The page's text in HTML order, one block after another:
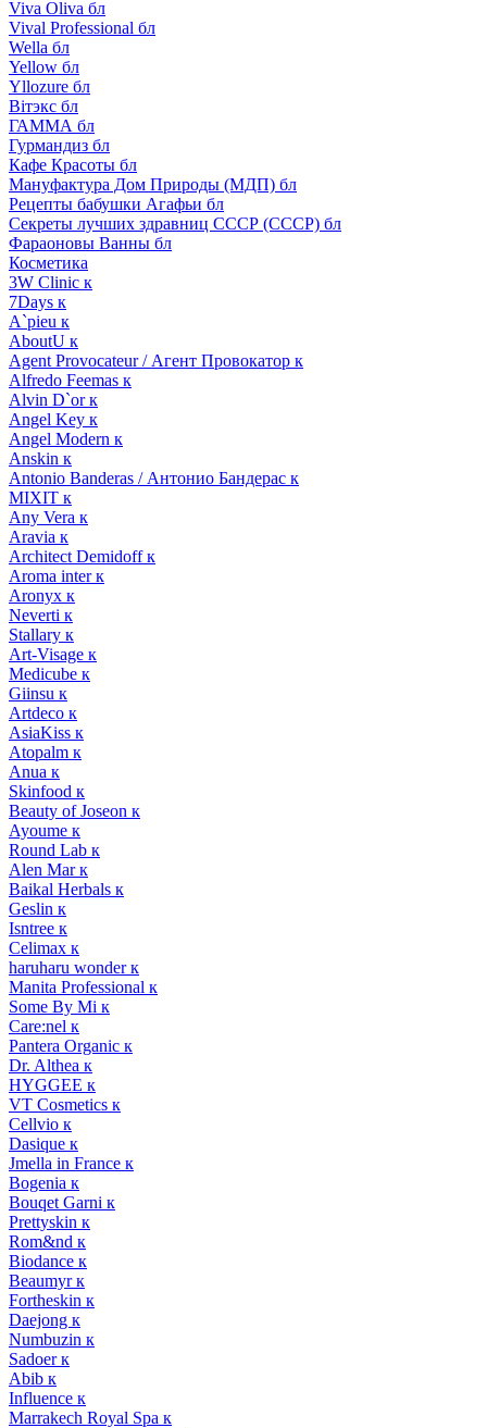
Viva Oliva бл
Vival Professional бл
Wella бл
Yellow бл
Yllozure бл
Вiтэкс бл
ГАММА бл
Гурмандиз бл
Кафе Красоты бл
Мануфактура Дом Природы (МДП) бл
Рецепты бабушки Агафьи бл
Секреты лучших здравниц СССР (СССР) бл
Фараоновы Ванны бл
Косметика
3W Clinic к
7Days к
A`pieu к
AboutU к
Agent Provocateur / Агент Провокатор к
Alfredo Feemas к
Alvin D`or к
Angel Key к
Angel Modern к
Anskin к
Antonio Banderas / Антонио Бандерас к
MIXIT к
Any Vera к
Aravia к
Architect Demidoff к
Aroma inter к
Aronyx к
Neverti к
Stallary к
Art-Visage к
Medicube к
Giinsu к
Artdeco к
AsiaKiss к
Atopalm к
Anua к
Skinfood к
Beauty of Joseon к
Ayoume к
Round Lab к
Alen Mar к
Baikal Herbals к
Geslin к
Isntree к
Celimax к
haruharu wonder к
Manita Professional к
Some By Mi к
Care:nel к
Pantera Organic к
Dr. Althea к
HYGGEE к
VT Cosmetics к
Cellvio к
Dasique к
Jmella in France к
Bogenia к
Bouqet Garni к
Prettyskin к
Rom&nd к
Biodance к
Beaumyr к
Fortheskin к
Daejong к
Numbuzin к
Sadoer к
Abib к
Influence к
Marrakech Royal Spa к